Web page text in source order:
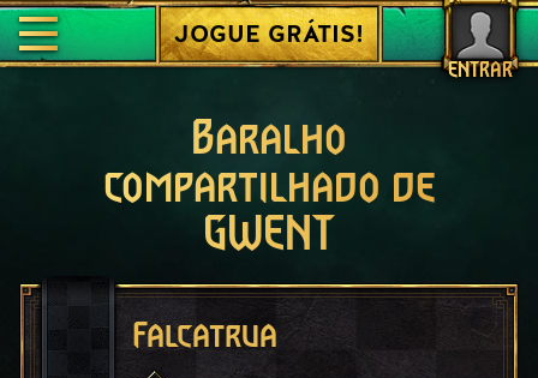
ENTRAR
JOGUE GRÁTIS!
Baralho
compartilhado de
GWENT
Falcatrua